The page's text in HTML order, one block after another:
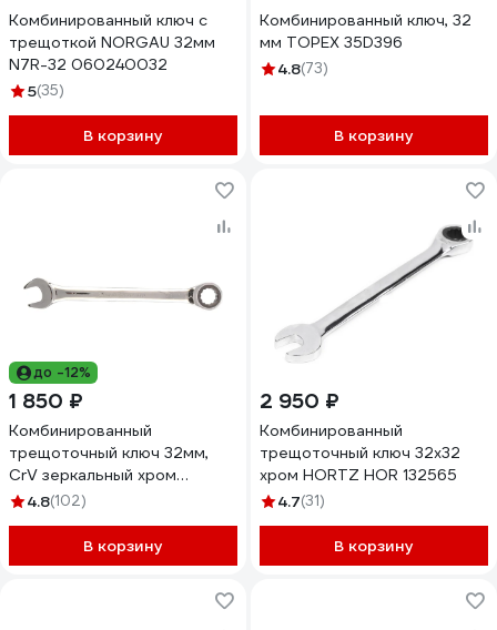
Комбинированный ключ с
трещоткой NORGAU 32мм
N7R-32 060240032
5(35)
В корзину
Комбинированный ключ, 32
мм TOPEX 35D396
4.8(73)
В корзину
до -12%
1 850 ₽
Комбинированный
трещоточный ключ 32мм,
CrV зеркальный хром
MATRIX 14818
4.8(102)
В корзину
2 950 ₽
Комбинированный
трещоточный ключ 32х32
хром HORTZ HOR 132565
4.7(31)
В корзину